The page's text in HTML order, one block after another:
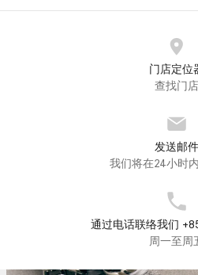
门店定位
查找门店
发送邮件
我们将在24小时
通过电话联络我们
周一至周